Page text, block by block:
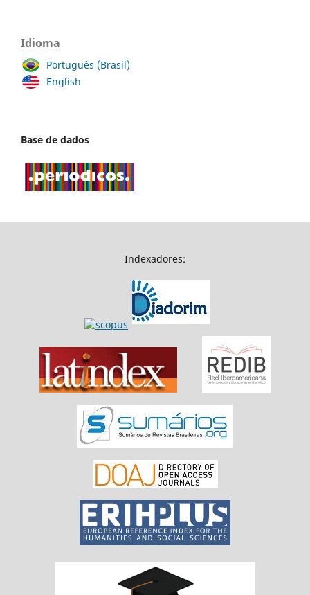
Idioma
Português (Brasil)
English
Base de dados
Indexadores: